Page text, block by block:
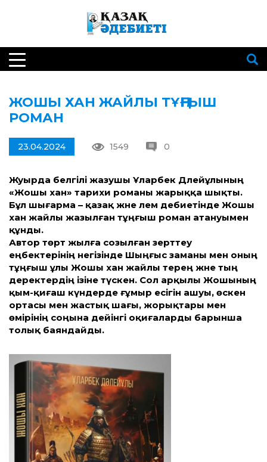
ЖОШЫ ХАН ЖАЙЛЫ ТҰҢҒЫШ
РОМАН
23.04.2024 1549 0
Жуырда белгілі жазушы Ұларбек Дәлейұлының
«Жошы хан» тарихи романы жарыққа шықты.
Бұл шығарма – қазақ және әлем әдебиетінде Жошы
хан жайлы жазылған тұңғыш роман атануымен
құнды.
Автор төрт жылға созылған зерттеу
еңбектерінің негізінде Шыңғыс заманы мен оның
тұңғыш ұлы Жошы хан жайлы терең және тың
деректердің ізіне түскен. Сол арқылы Жошының
қым-қиғаш күндерде ғұмыр есігін ашуы, өскен
ортасы мен жастық шағы, жорықтары мен
өмірінің соңына дейінгі оқиғаларды барынша
толық баяндайды.